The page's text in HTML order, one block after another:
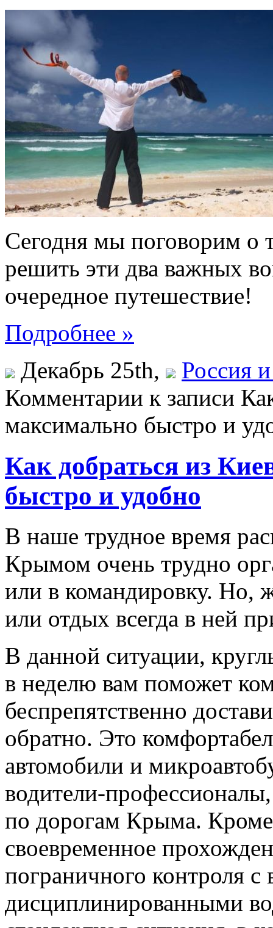
Сегодня мы поговорим о
решить эти два важных
очередное путешествие!
Подробнее »
Декабрь 25th,
Россия
Комментарии к записи
максимально быстро и
Как добраться из
быстро и удобно
В наше трудное время
Крымом очень трудно
или в командировку. Но,
или отдых всегда в ней
В данной ситуации,
в неделю вам поможет
беспрепятственно
обратно. Это
автомобили и
водители-
по дорогам Крыма. Кроме
своевременное
пограничного контроля
дисциплинированными